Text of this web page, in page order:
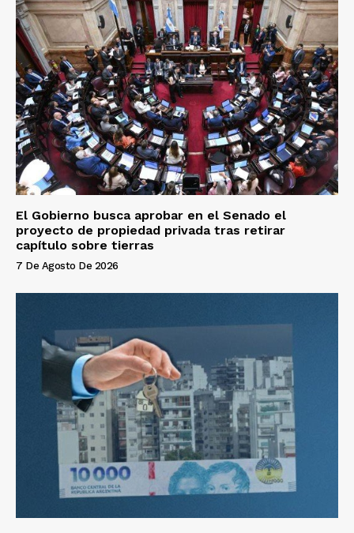
El Gobierno busca aprobar en el Senado el
proyecto de propiedad privada tras retirar
capítulo sobre tierras
7 De Agosto De 2026